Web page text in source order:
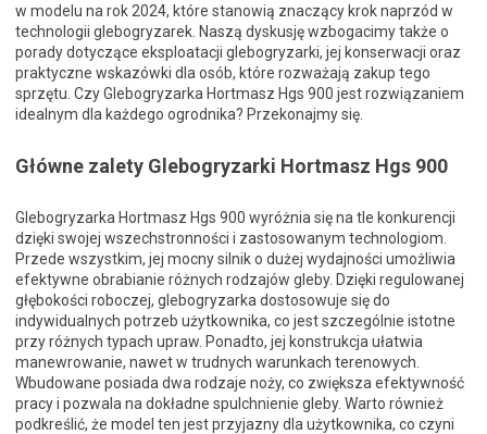
w modelu na rok 2024, które stanowią znaczący krok naprzód w
technologii glebogryzarek. Naszą dyskusję wzbogacimy także o
porady dotyczące eksploatacji glebogryzarki, jej konserwacji oraz
praktyczne wskazówki dla osób, które rozważają zakup tego
sprzętu. Czy Glebogryzarka Hortmasz Hgs 900 jest rozwiązaniem
idealnym dla każdego ogrodnika? Przekonajmy się.
Główne zalety Glebogryzarki Hortmasz Hgs 900
Glebogryzarka Hortmasz Hgs 900 wyróżnia się na tle konkurencji
dzięki swojej wszechstronności i zastosowanym technologiom.
Przede wszystkim, jej mocny silnik o dużej wydajności umożliwia
efektywne obrabianie różnych rodzajów gleby. Dzięki regulowanej
głębokości roboczej, glebogryzarka dostosowuje się do
indywidualnych potrzeb użytkownika, co jest szczególnie istotne
przy różnych typach upraw. Ponadto, jej konstrukcja ułatwia
manewrowanie, nawet w trudnych warunkach terenowych.
Wbudowane posiada dwa rodzaje noży, co zwiększa efektywność
pracy i pozwala na dokładne spulchnienie gleby. Warto również
podkreślić, że model ten jest przyjazny dla użytkownika, co czyni